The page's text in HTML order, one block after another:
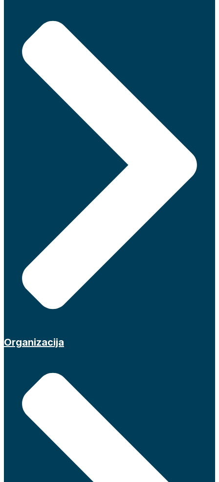
Organizacija